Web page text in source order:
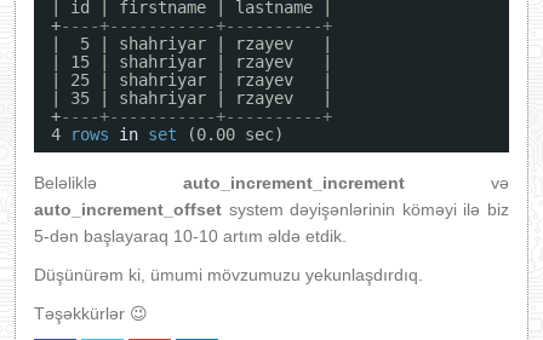
| id | firstname | lastname |
+----+-----------+----------+
|  5 | shahriyar | rzayev   |
| 15 | shahriyar | rzayev   |
| 25 | shahriyar | rzayev   |
| 35 | shahriyar | rzayev   |
+----+-----------+----------+
4
rows in set (0.00 sec)
Beləliklə auto_increment_increment və
auto_increment_offset system dəyişənlərinin köməyi ilə biz
5-dən başlayaraq 10-10 artım əldə etdik.
Düşünürəm ki, ümumi mövzumuzu yekunlaşdırdıq.
Təşəkkürlər 😉